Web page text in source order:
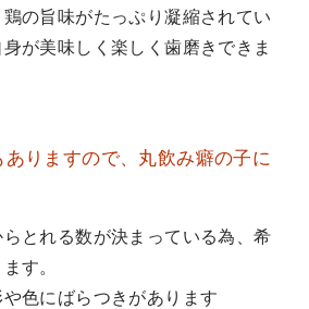
の旨味がたっぷり凝縮されてい
が美味しく楽しく歯磨きできま
りますので、丸飲み癖の子に
とれる数が決まっている為、希
す。
色にばらつきがあります